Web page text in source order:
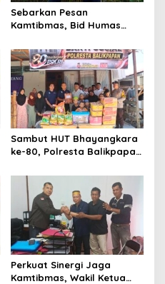
Sebarkan Pesan
Kamtibmas, Bid Humas
Pemasangan Spanduk
serta Pembagian Stiker
Sambut HUT Bhayangkara
ke-80, Polresta Balikpapan
Asuhan Jabal Rahmah
Perkuat Sinergi Jaga
Kamtibmas, Wakil Ketua